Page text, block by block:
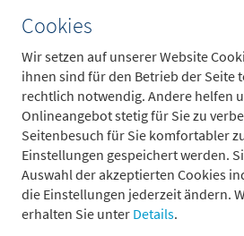
Cookies
Wir setzen auf unserer Website
ihnen sind für den Betrieb der Seite
rechtlich notwendig. Andere helfen
Onlineangebot stetig für Sie zu
Seitenbesuch für Sie komfortabler
Einstellungen gespeichert werden.
Auswahl der akzeptierten Cookies
die Einstellungen jederzeit ändern.
erhalten Sie unter Details.
Praktikum im Corporate Finance am
einem Mitpraktikanten – und direkt
integriert. Begleitet von einem Paten,
Feedback gab, startete alsbald die
jeder Senior die Zeit für ein
ihre Vita und die Arbeit bei Metzler
die verschiedenen Industrien
Corporate Finance arbeitet. Die
Branchen beeindruckten mich hierbei